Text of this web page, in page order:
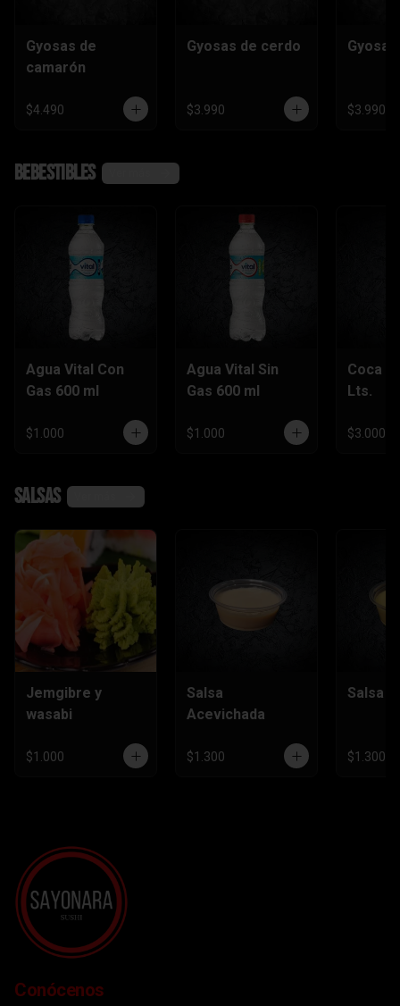
Gyosas de
camarón
$4.490
Gyosas de cerdo
$3.990 $3.990
Bebestibles
Agua Vital Con
Gas 600 ml
$1.000
Agua Vital Sin
Gas 600 ml
$1.000
Coca
Lts.
$3.000
Salsas
Jemgibre y
wasabi
$1.000
Salsa
Acevichada
$1.300
Salsa
$1.300
Conócenos